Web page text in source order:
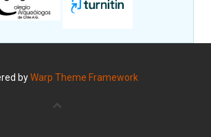
byWarp Theme Framework